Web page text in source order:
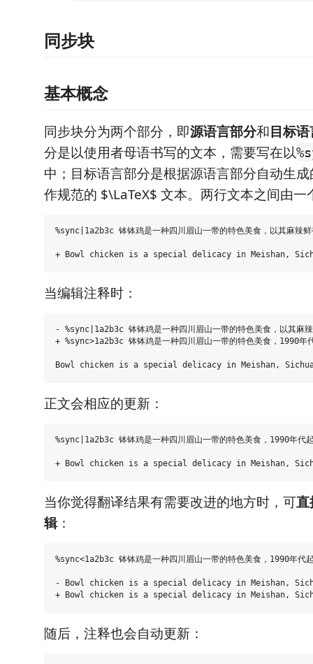
同步块
基本概念
同步块分为两个部分，即源语言部分和目标
分是以使用者母语书写的文本，需要写在以
中；目标语言部分是根据源语言部分自动生
作规范的 $\LaTeX$ 文本。两行文本之间由一
%sync|1a2b3c 钵钵鸡是一种四川眉山一带的特色美食，以其麻辣鲜
当编辑注释时：
- %sync|1a2b3c 钵钵鸡是一种四川眉山一带的特色美食，以其麻
+ %sync>1a2b3c 钵钵鸡是一种四川眉山一带的特色美食，1990年
正文会相应的更新：
%sync|1a2b3c 钵钵鸡是一种四川眉山一带的特色美食，1990年代
当你觉得翻译结果有需要改进的地方时，可直
辑：
%sync<1a2b3c 钵钵鸡是一种四川眉山一带的特色美食，1990年代
- Bowl chicken is a special delicacy in Meishan,
随后，注释也会自动更新：